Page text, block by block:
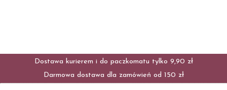
Dostawa kurierem i do paczkomatu tylko 9,90 zł
Darmowa dostawa dla zamówień od 150 zł